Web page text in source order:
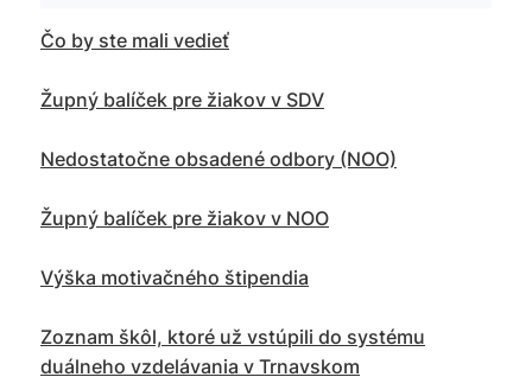
Čo by ste mali vedieť
Župný balíček pre žiakov v SDV
Nedostatočne obsadené odbory (NOO)
Župný balíček pre žiakov v NOO
Výška motivačného štipendia
Zoznam škôl, ktoré už vstúpili do systému
duálneho vzdelávania v Trnavskom